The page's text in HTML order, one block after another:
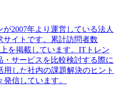
2007年より運営している法人
イトです。累計訪問者数
を掲載しています。ITトレン
・サービスを比較検討する際に
した社内の課題解決のヒント
信しています。